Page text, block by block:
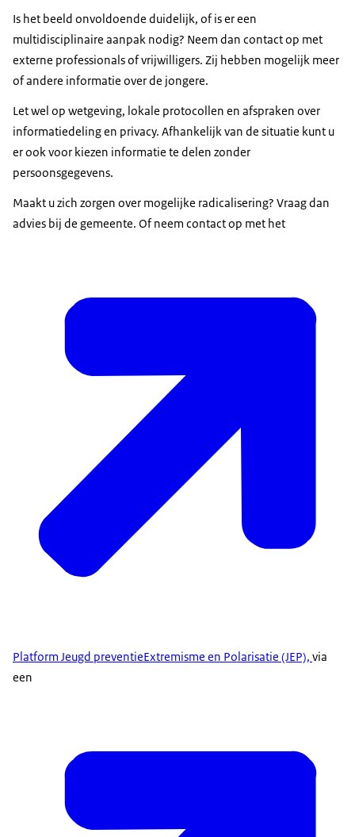
Is het beeld onvoldoende duidelijk, of is er een
multidisciplinaire aanpak nodig? Neem dan contact op met
externe professionals of vrijwilligers. Zij hebben mogelijk meer
of andere informatie over de jongere.
Let wel op wetgeving, lokale protocollen en afspraken over
informatiedeling en privacy. Afhankelijk van de situatie kunt u
er ook voor kiezen informatie te delen zonder
persoonsgegevens.
Maakt u zich zorgen over mogelijke radicalisering? Vraag dan
advies bij de gemeente. Of neem contact op met het
Platform Jeugd preventieExtremisme en Polarisatie (JEP), via
een